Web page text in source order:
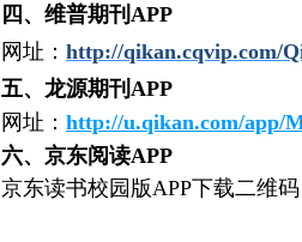
四、维普期刊 APP
网址： http://qikan.cqvip.com/
五、龙源期刊 APP
网址： http://u.qikan.com/app/
六、京东阅读APP
京东读书校园版APP下载二维码